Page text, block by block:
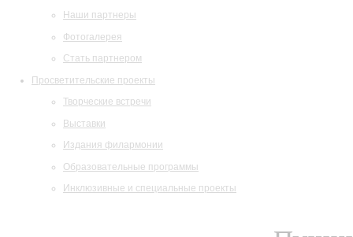
Наши партнеры
Фотогалерея
Стать партнером
Просветительские проекты
Творческие встречи
Выставки
Издания филармонии
Образовательные программы
Инклюзивные и специальные проекты